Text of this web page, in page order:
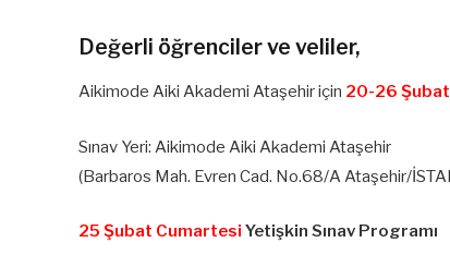
Değerli öğrenciler ve veliler,
Aikimode Aiki Akademi Ataşehir için 20-26 Şubat
Sınav Yeri: Aikimode Aiki Akademi Ataşehir
(Barbaros Mah. Evren Cad. No.68/A Ataşehir/
25 Şubat Cumartesi Yetişkin Sınav Programı